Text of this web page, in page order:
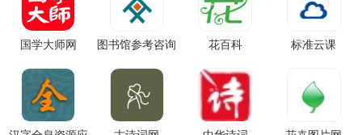
国学大师网
图书馆参考咨询
花百科 标准云课